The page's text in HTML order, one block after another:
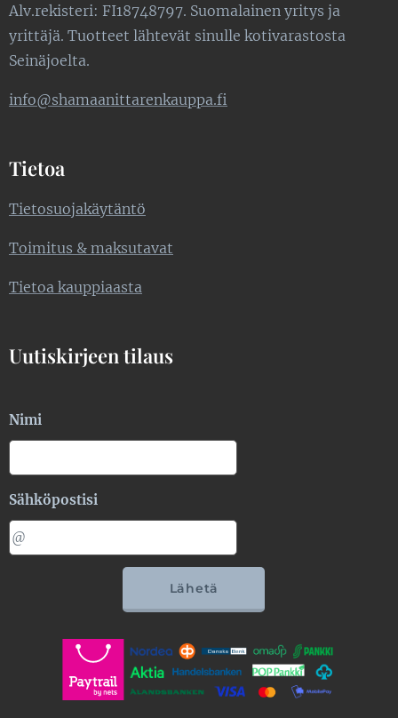
Alv.rekisteri: FI18748797. Suomalainen yritys ja
yrittäjä. Tuotteet lähtevät sinulle kotivarastosta
Seinäjoelta.
info@shamaanittarenkauppa.fi
Tietoa
Tietosuojakäytäntö
Toimitus & maksutavat
Tietoa kauppiaasta
Uutiskirjeen tilaus
Nimi
Sähköpostisi
Lähetä